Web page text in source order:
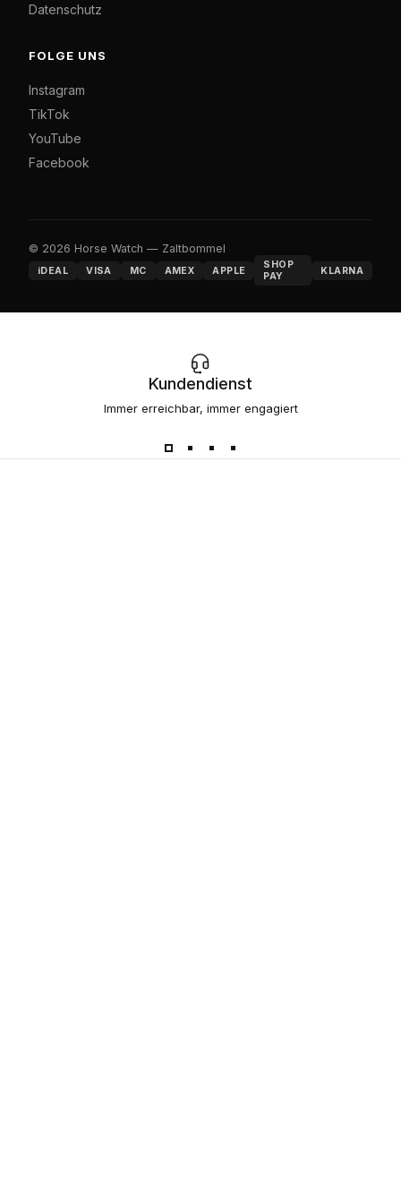
Datenschutz
FOLGE UNS
Instagram
TikTok
YouTube
Facebook
© 2026 Horse Watch — Zaltbommel
iDEAL VISA MC AMEX APPLE
SHOP
PAY
KLARNA
Kundendienst
Immer erreichbar, immer engagiert